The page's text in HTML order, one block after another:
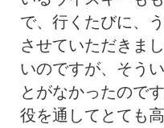
で、行くたびに、
させていただきま
いのですが、そう
とがなかったので
役を通してとても